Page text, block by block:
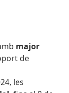
major
de
les